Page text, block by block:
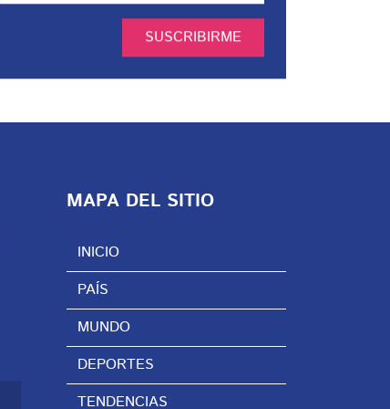
SUSCRIBIRME
MAPA DEL SITIO
INICIO
PAÍS
MUNDO
DEPORTES
TENDENCIAS